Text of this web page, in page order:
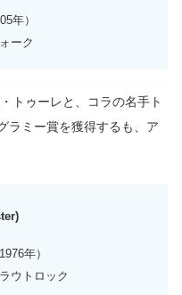
年）
ーク
トゥーレと
コラの名手ト
ラミー賞を獲得するも、ア
年）
ウトロック